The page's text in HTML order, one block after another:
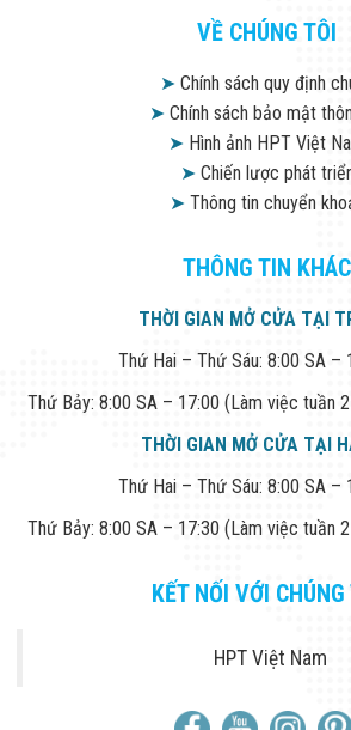
VỀ CHÚNG TÔI
➤Chính sách quy định
➤Chính sách bảo mật
➤ Hình ảnh HPT Việt
➤Chiến lược phát
➤Thông tin chuyển
THÔNG TIN KHÁC
THỜI GIAN MỞ CỬA TẠI
Thứ Hai – Thứ Sáu: 8:00 SA –
Thứ Bảy: 8:00 SA – 17:00 (Làm việc tuần
THỜI GIAN MỞ CỬA TẠI
Thứ Hai – Thứ Sáu: 8:00 SA –
Thứ Bảy: 8:00 SA – 17:30 (Làm việc tuần
KẾT NỐI VỚI CHÚNG
HPT Việt Nam